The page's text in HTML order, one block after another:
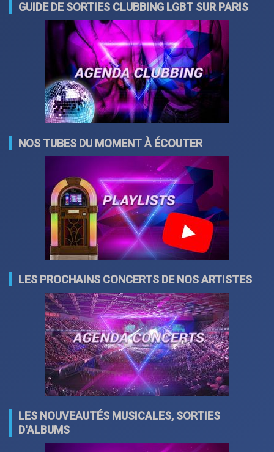
GUIDE DE SORTIES CLUBBING LGBT SUR PARIS
NOS TUBES DU MOMENT À ÉCOUTER
LES PROCHAINS CONCERTS DE NOS ARTISTES
LES NOUVEAUTÉS MUSICALES, SORTIES
D'ALBUMS